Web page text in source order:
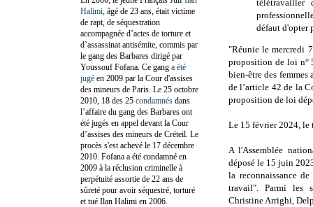
télétravailler
défaut d'opter
"Réunie le mercredi
proposition de loi n°
bien-être des
de l’article 42 de la
proposition de loi
Le 15 février 2024, le
A l'Assemblée
déposé le 15 juin
la reconnaissance
travail". Parmi les
Christine Arrighi,
Halimi, âgé de 23 ans, était victime
de rapt, de séquestration
accompagnée d’actes de torture et
d’assassinat antisémite, commis par
le gang des Barbares dirigé par
Youssouf Fofana. Ce gang a été
jugé en 2009 par la Cour d'assises
des mineurs de Paris. Le 25 octobre
2010, 18 des 25 condamnés dans
l’affaire du gang des Barbares ont
été jugés en appel devant la Cour
d’assises des mineurs de Créteil. Le
procès s'est achevé le 17 décembre
2010. Fofana a été condamné en
2009 à la réclusion criminelle à
perpétuité assortie de 22 ans de
sûreté pour avoir séquestré, torturé
et tué Ilan Halimi en 2006.